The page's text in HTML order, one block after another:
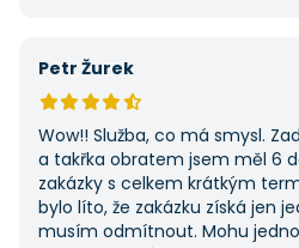
Petr Žurek
Wow!! Služba, co má smysl.
a takřka obratem jsem měl 6
zakázky s celkem krátkým
bylo líto, že zakázku získá jen
musím odmítnout. Mohu